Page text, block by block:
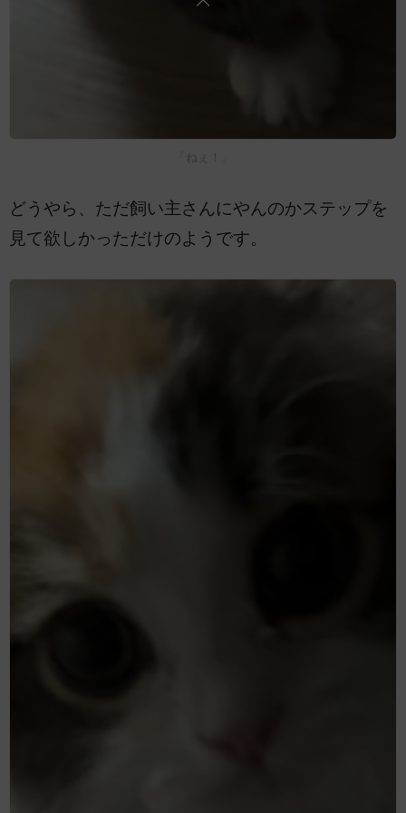
「ねぇ！」
どうやら、ただ飼い主さんにやんのかステップを
見て欲しかっただけのようです。